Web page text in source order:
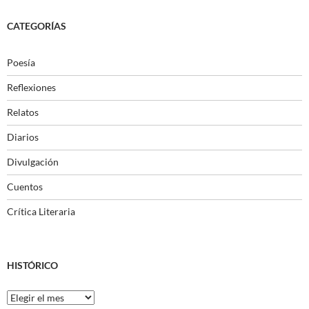
CATEGORÍAS
Poesía
Reflexiones
Relatos
Diarios
Divulgación
Cuentos
Crítica Literaria
HISTÓRICO
Histórico